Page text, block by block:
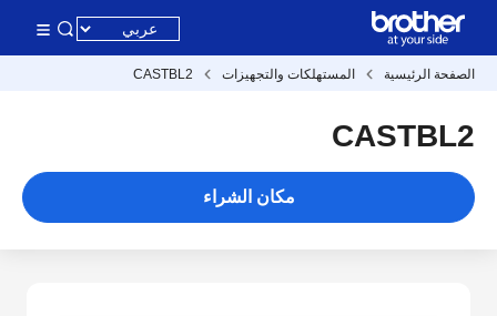
الصفحة الرئيسية المستهلكات والتجهيزات CASTBL2
CASTBL2
مكان الشراء